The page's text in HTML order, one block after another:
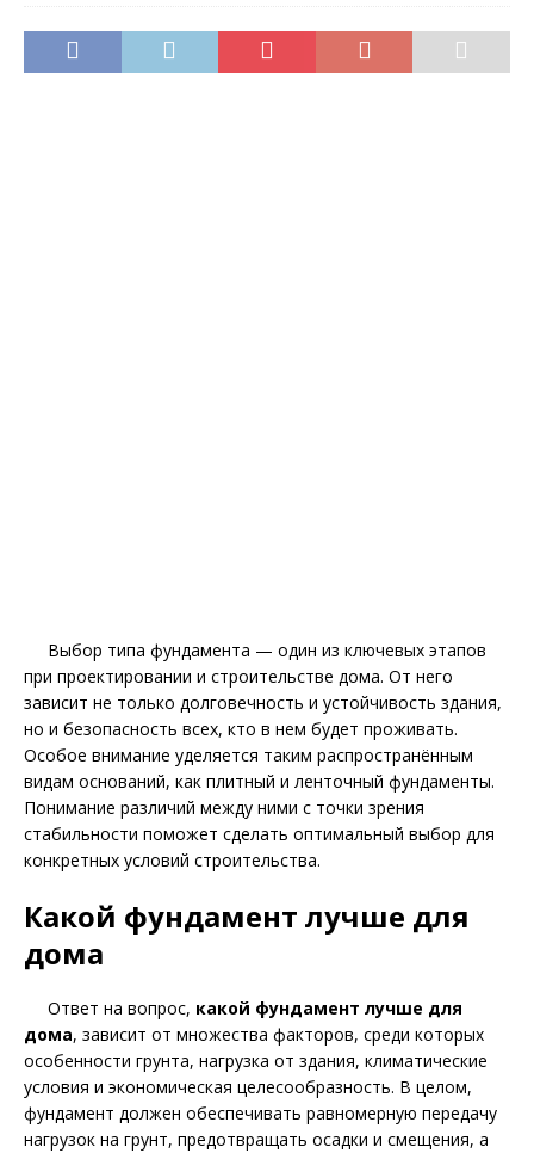
Выбор типа фундамента — один из ключевых этапов
при проектировании и строительстве дома. От него
зависит не только долговечность и устойчивость здания,
но и безопасность всех, кто в нем будет проживать.
Особое внимание уделяется таким распространённым
видам оснований, как плитный и ленточный фундаменты.
Понимание различий между ними с точки зрения
стабильности поможет сделать оптимальный выбор для
конкретных условий строительства.
Какой фундамент лучше для
дома
Ответ на вопрос, какой фундамент лучше для
дома, зависит от множества факторов, среди которых
особенности грунта, нагрузка от здания, климатические
условия и экономическая целесообразность. В целом,
фундамент должен обеспечивать равномерную передачу
нагрузок на грунт, предотвращать осадки и смещения, а